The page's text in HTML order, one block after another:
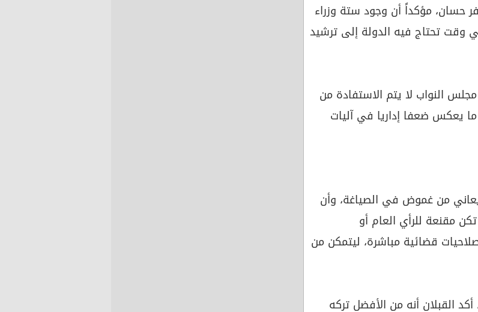
حسان، مؤكداً أن وجود ستة وزراء
وقت تحتاج فيه الدولة إلى ترشيد
من 37 مستشاراً في مجلس النواب لا يتم الاستفادة من
يعكس ضعفا إداريا في آليات
يعاني من غموض في الصياغة، وأن
مقنعة للرأي العام أو
قضائية مباشرة، ليتمكن من
القبلان أنه من الأفضل تركه